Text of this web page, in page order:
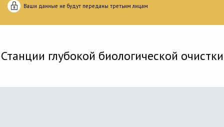
Ваши данные не будут переданы третьим лицам
Станции глубокой биологической очистки